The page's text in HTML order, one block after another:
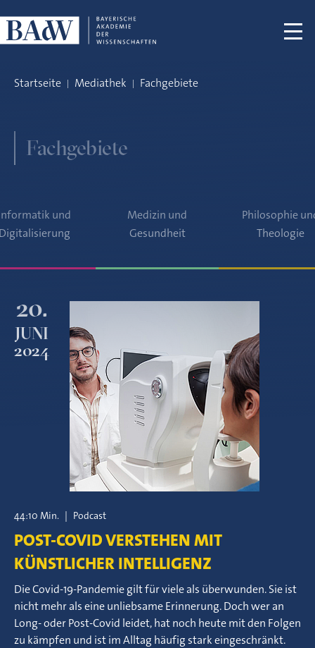
Startseite Mediathek Fachgebiete
Fachgebiete
und
Medizin und
Gesundheit
Philosophie
Theologie
20.
JUNI
2024
44:10 Min. | Podcast
POST-COVID VERSTEHEN MIT
KÜNSTLICHER INTELLIGENZ
Die Covid-19-Pandemie gilt für viele als überwunden. Sie ist
nicht mehr als eine unliebsame Erinnerung. Doch wer an
Long- oder Post-Covid leidet, hat noch heute mit den Folgen
zu kämpfen und ist im Alltag häufig stark eingeschränkt.